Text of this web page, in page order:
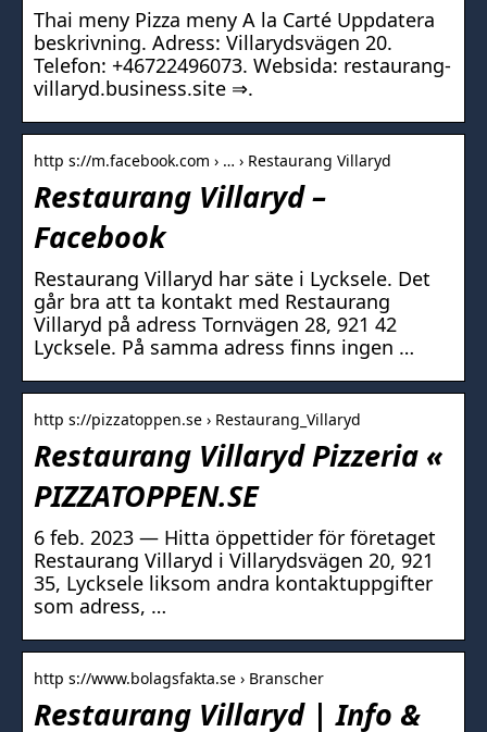
Thai meny Pizza meny A la Carté Uppdatera
beskrivning. Adress: Villarydsvägen 20.
Telefon: +46722496073. Websida: restaurang-
villaryd.business.site ⇒.
http s://m.facebook.com › … › Restaurang Villaryd
Restaurang Villaryd –
Facebook
Restaurang Villaryd har säte i Lycksele. Det
går bra att ta kontakt med Restaurang
Villaryd på adress Tornvägen 28, 921 42
Lycksele. På samma adress finns ingen …
http s://pizzatoppen.se › Restaurang_Villaryd
Restaurang Villaryd Pizzeria «
PIZZATOPPEN.SE
6 feb. 2023 — Hitta öppettider för företaget
Restaurang Villaryd i Villarydsvägen 20, 921
35, Lycksele liksom andra kontaktuppgifter
som adress, …
http s://www.bolagsfakta.se › Branscher
Restaurang Villaryd | Info &